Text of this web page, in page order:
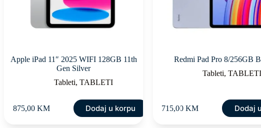
Apple iPad 11″ 2025 WIFI 128GB 11th
Gen Silver
Tableti,TABLETI
875,00 KM Dodaj u korpu
Redmi Pad Pro 8/256GB
Tableti,TABLETI
715,00KM Dodaj